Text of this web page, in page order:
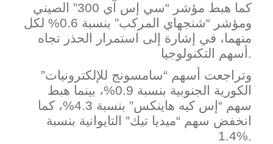
كما هبط مؤشر “سي إس آي 300” الصيني
ومؤشر “شنجهاي المركب” بنسبة 0.6% لكل
منهما، في إشارة إلى استمرار الحذر تجاه
أسهم التكنولوجيا.
وتراجعت أسهم “سامسونج للإلكترونيات”
الكورية الجنوبية بنسبة 0.9%، بينما هبط
سهم “إس كيه هاينكس” بنسبة 4.3%، كما
انخفض سهم “ميديا تيك” التايوانية بنسبة
1.4%.